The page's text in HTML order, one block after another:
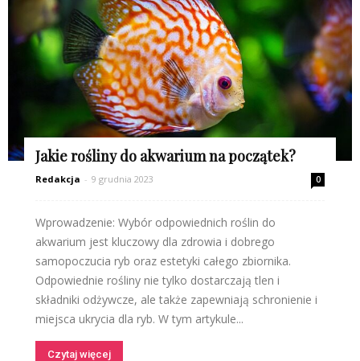
Jakie rośliny do akwarium na początek?
Redakcja - 9 grudnia 2023 0
Wprowadzenie: Wybór odpowiednich roślin do
akwarium jest kluczowy dla zdrowia i dobrego
samopoczucia ryb oraz estetyki całego zbiornika.
Odpowiednie rośliny nie tylko dostarczają tlen i
składniki odżywcze, ale także zapewniają schronienie i
miejsca ukrycia dla ryb. W tym artykule...
Czytaj więcej